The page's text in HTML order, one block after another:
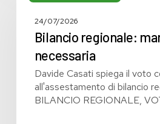
svolta
24/07/2026
Bilancio regionale:
necessaria
Davide Casati spiega il voto
all'assestamento di bilancio
BILANCIO REGIONALE,